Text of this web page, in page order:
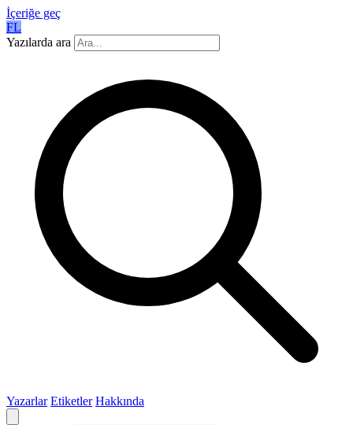
İçeriğe geç
FL
Yazılarda ara
Yazarlar Etiketler Hakkında